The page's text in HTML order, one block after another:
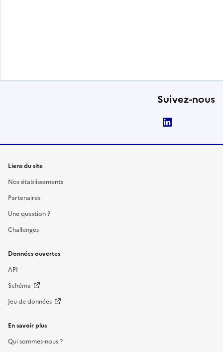
Suivez-nous
Liens du site
Nos établissements
Partenaires
Une question ?
Challenges
Données ouvertes
API
Schéma
Jeu de données
En savoir plus
Qui sommes-nous ?